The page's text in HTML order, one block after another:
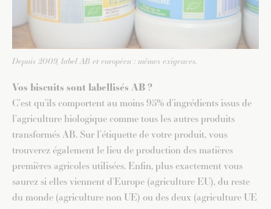
Depuis 2009, label AB et européen : mêmes exigences.
Vos biscuits sont labellisés AB ?
C’est qu’ils comportent au moins 95% d’ingrédients issus de
l’agriculture biologique comme tous les autres produits
transformés AB. Sur l’étiquette de votre produit, vous
trouverez également le lieu de production des matières
premières agricoles utilisées. Enfin, plus exactement vous
saurez si elles viennent d’Europe (agriculture EU), du reste
du monde (agriculture non UE) ou des deux (agriculture UE